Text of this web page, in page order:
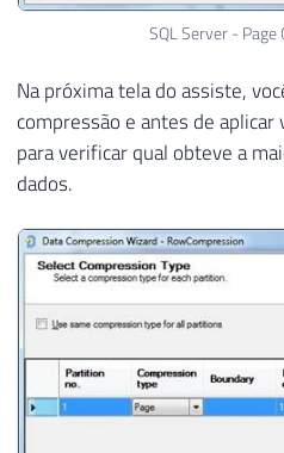
SQL Server - Page
Na próxima tela do assiste,
compressão e antes de aplicar
para verificar qual obteve a
dados.